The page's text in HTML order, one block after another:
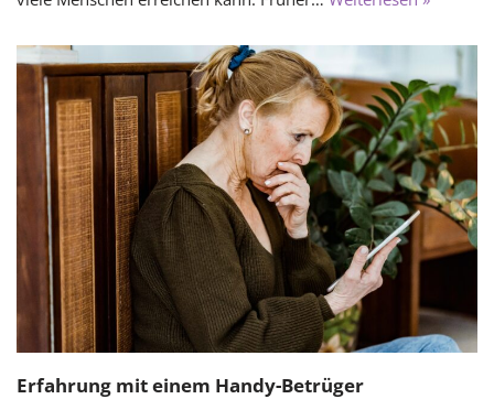
Erfahrung mit einem Handy-Betrüger